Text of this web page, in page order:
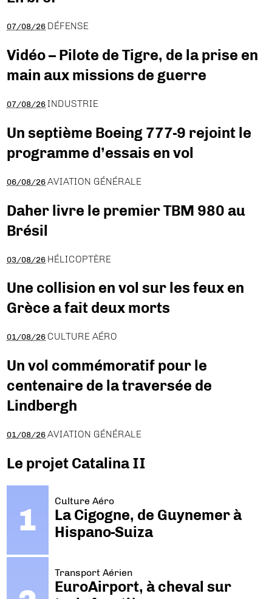
07/08/26 DÉFENSE
Vidéo – Pilote de Tigre, de la prise en
main aux missions de guerre
07/08/26 INDUSTRIE
Un septième Boeing 777-9 rejoint le
programme d’essais en vol
06/08/26 AVIATION GÉNÉRALE
Daher livre le premier TBM 980 au
Brésil
03/08/26 HÉLICOPTÈRE
Une collision en vol sur les feux en
Grèce a fait deux morts
01/08/26 CULTURE AÉRO
Un vol commémoratif pour le
centenaire de la traversée de
Lindbergh
01/08/26 AVIATION GÉNÉRALE
Le projet Catalina II
Culture Aéro
La Cigogne, de Guynemer à
Hispano-Suiza
Transport Aérien
EuroAirport, à cheval sur